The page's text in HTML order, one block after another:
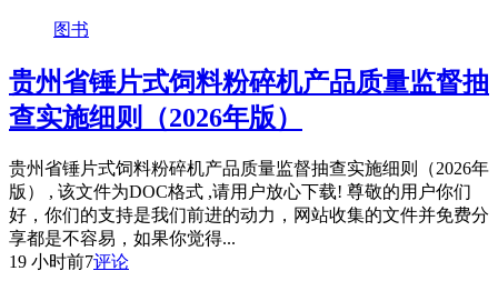
图书
贵州省锤片式饲料粉碎机产品质量监督抽
查实施细则（2026年版）
贵州省锤片式饲料粉碎机产品质量监督抽查实施细则（2026年
版） , 该文件为DOC格式 ,请用户放心下载! 尊敬的用户你们
好，你们的支持是我们前进的动力，网站收集的文件并免费分
享都是不容易，如果你觉得...
19 小时前7评论